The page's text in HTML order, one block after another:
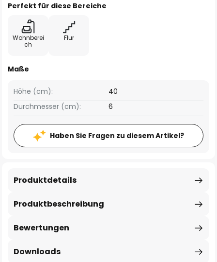
Perfekt für diese Bereiche
Wohnberei
ch
Flur
Maße
Höhe (cm):
40
Durchmesser (cm):
6
Haben Sie Fragen zu diesem Artikel?
Produktbeschreibung
Produktdetails
Bewertungen
Downloads